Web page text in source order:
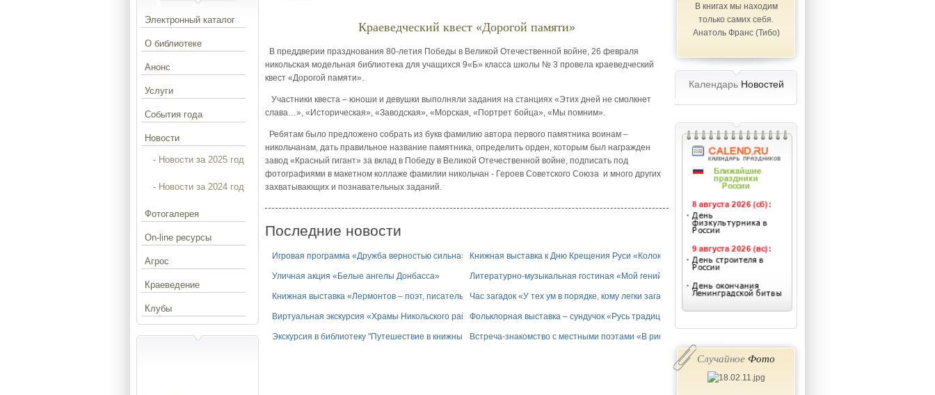
Краеведческий квест «Дорогой памяти»
В преддверии празднования 80-летия Победы в Великой Отечественной войне, 26 февраля
никольская модельная библиотека для учащихся 9«Б» класса школы № 3 провела краеведческий
квест «Дорогой памяти».
Участники квеста – юноши и девушки выполняли задания на станциях «Этих дней не смолкнет
слава…», «Историческая», «Заводская», «Морская, «Портрет бойца», «Мы помним».
Ребятам было предложено собрать из букв фамилию автора первого памятника воинам –
никольчанам, дать правильное название памятника, определить орден, которым был награжден
завод «Красный гигант» за вклад в Победу в Великой Отечественной войне, подписать под
фотографиями в макетном коллаже фамилии никольчан - Героев Советского Союза и много других
захватывающих и познавательных заданий.
Последние новости
Игровая программа «Дружба верностью сильна» Книжная выставка к Дню Крещения Руси «Колокола святой Руси»
Уличная акция «Белые ангелы Донбасса» Литературно-музыкальная гостиная «Мой гений веки пролетит…»
Книжная выставка «Лермонтов – поэт, писатель, драматург»Час загадок «У тех ум в порядке, кому легки загадки»
Виртуальная экскурсия «Храмы Никольского района»Фольклорная выставка – сундучок «Русь традициями сильна!»
Экскурсия в библиотеку "Путешествие в книжный дом"Встреча-знакомство с местными поэтами «В рифме солнца»
Электронный каталог
О библиотеке
Анонс
Услуги
События года
Новости
- Новости за 2025 год
- Новости за 2024 год
Фотогалерея
On-line ресурсы
Агрос
Краеведение
Клубы
В книгах мы находим
только самих себя.
Анатоль Франс (Тибо)
КалендарьНовостей
Случайное Фото